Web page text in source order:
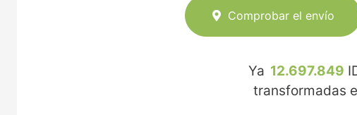
Comprobar el envío
Ya 12.697.849
transformadas